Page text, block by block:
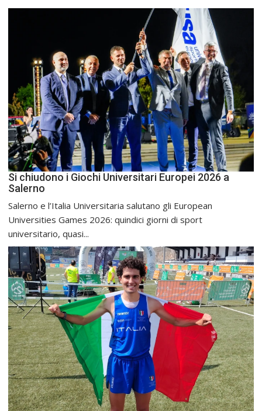
Si chiudono i Giochi Universitari Europei 2026 a
Salerno
Salerno e l’Italia Universitaria salutano gli European
Universities Games 2026: quindici giorni di sport
universitario, quasi...